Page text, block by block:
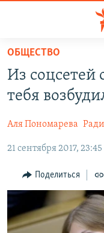
Вернуться
основному
содержанию
навигации
Вернутся
СПЕЦПРОЕКТЫ
КАРТА ВОЕННЫХ
11 ЛЕТ ОККУПАЦИИ
ИСТОРИЯ
ЕЩЕ
ИНТЕРАКТИВ
ИНФОГРАФИКА
ТЕЛЕПРОЕКТ
РАДІО СВОБОДА
КАК ОБОЙТИ
Українською
ОБЩЕСТВО
Из соцсетей
тебя
Аля Пономарева
21 сентября 2017, 23:45
Поделиться